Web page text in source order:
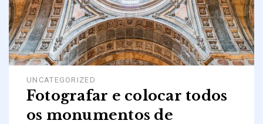
UNCATEGORIZED
Fotografar e colocar todos
os monumentos de